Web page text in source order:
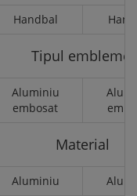
Handbal
Tipul emblemei
Aluminiu
embosat
Material
Aluminiu